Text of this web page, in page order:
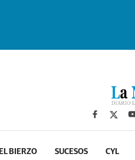
EL BIERZO SUCESOS CYL